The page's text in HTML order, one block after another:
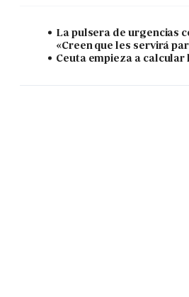
La pulsera de urgencias
«Creen que les servirá
Ceuta empieza a